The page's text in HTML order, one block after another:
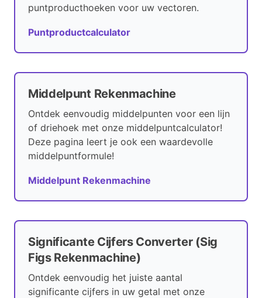
puntproducthoeken voor uw vectoren.
Puntproductcalculator
Middelpunt Rekenmachine
Ontdek eenvoudig middelpunten voor een lijn
of driehoek met onze middelpuntcalculator!
Deze pagina leert je ook een waardevolle
middelpuntformule!
Middelpunt Rekenmachine
Significante Cijfers Converter (Sig
Figs Rekenmachine)
Ontdek eenvoudig het juiste aantal
significante cijfers in uw getal met onze